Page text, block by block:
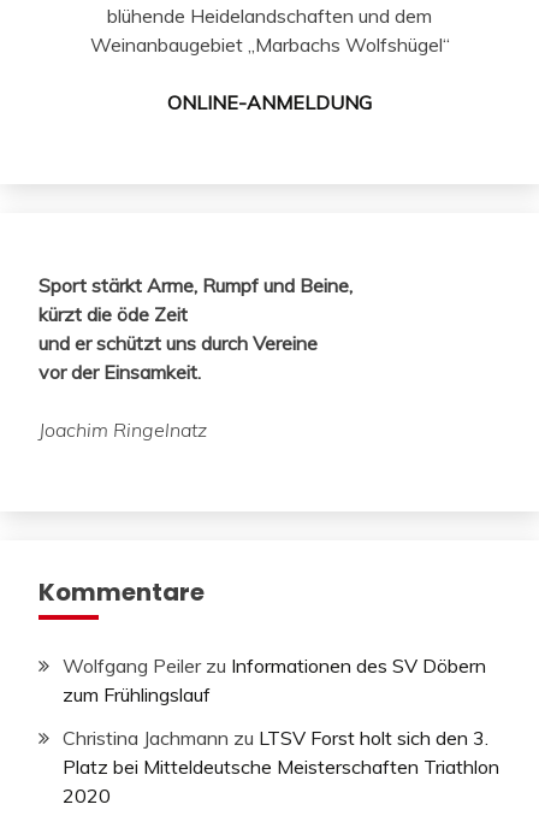
blühende Heidelandschaften und dem
Weinanbaugebiet „Marbachs Wolfshügel“
ONLINE-ANMELDUNG
Sport stärkt Arme, Rumpf und Beine,
kürzt die öde Zeit
und er schützt uns durch Vereine
vor der Einsamkeit.
Joachim Ringelnatz
Kommentare
Wolfgang Peilerzu Informationen des SV Döbern
zum Frühlingslauf
Christina Jachmann zu LTSV Forst holt sich den 3.
Platz bei Mitteldeutsche Meisterschaften Triathlon
2020